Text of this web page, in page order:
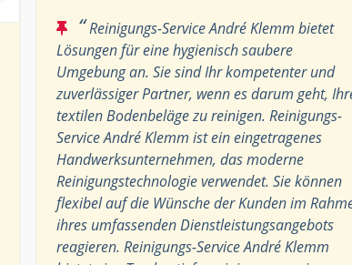
“Reinigungs-Service André Klemm bietet
Lösungen für eine hygienisch saubere
Umgebung an. Sie sind Ihr kompetenter und
zuverlässiger Partner, wenn es darum geht,
textilen Bodenbeläge zu reinigen. Reinigungs-
Service André Klemm ist ein eingetragenes
Handwerksunternehmen, das moderne
Reinigungstechnologie verwendet. Sie können
flexibel auf die Wünsche der Kunden im
ihres umfassenden Dienstleistungsangebots
reagieren. Reinigungs-Service André Klemm